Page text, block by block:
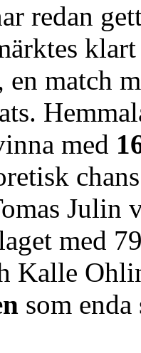
redan
en match
med
Julin
med
Kalle
som